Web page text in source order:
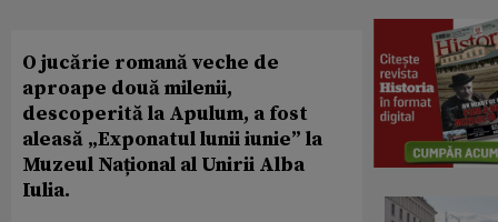
O jucărie romană veche de
aproape două milenii,
descoperită la Apulum, a fost
aleasă „Exponatul lunii iunie” la
Muzeul Național al Unirii Alba
Iulia.